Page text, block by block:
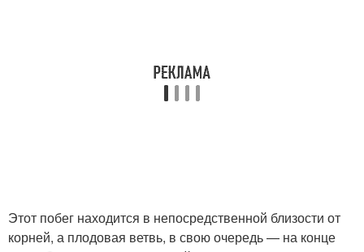
Этот побег находится в непосредственной близости от
корней, а плодовая ветвь, в свою очередь — на конце